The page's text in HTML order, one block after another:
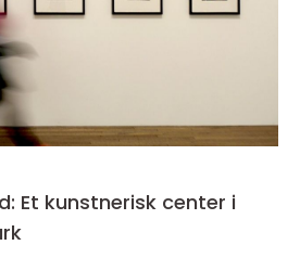
Et kunstnerisk center i